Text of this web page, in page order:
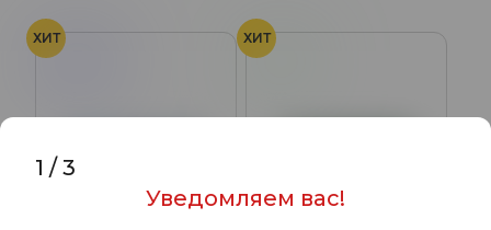
ХИТ ХИТ
1 /3
Уведомляем вас!